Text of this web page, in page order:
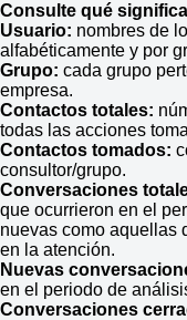
Consulte qué
Usuario: nombres de
alfabéticamente y por
Grupo: cada grupo
empresa.
Contactos totales:
todas las acciones
Contactos tomados:
consultor/grupo.
Conversaciones
que ocurrieron en el
nuevas como aquellas
en la atención.
Nuevas conversacion
en el periodo de
Conversaciones